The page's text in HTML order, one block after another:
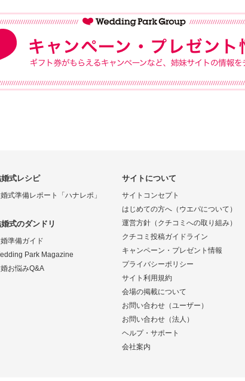
式レシピ
式準備レポート「ハナレポ」
式のダンドリ
準備ガイド
Park Magazine
お悩みQ&A
サイトについて
サイトコンセプト
はじめての方へ（ウエパについて）
運営方針（クチコミへの取り組み）
クチコミ投稿ガイドライン
キャンペーン・プレゼント情報
プライバシーポリシー
サイト利用規約
会場の掲載について
お問い合わせ（ユーザー）
お問い合わせ（法人）
ヘルプ・サポート
会社案内